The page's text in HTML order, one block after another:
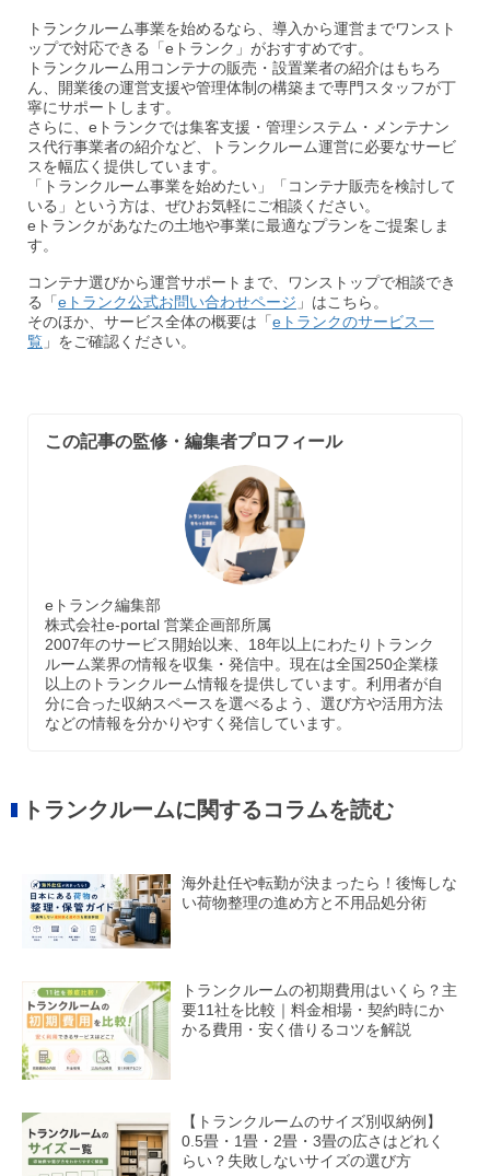
トランクルーム事業を始めるなら、導入から運営までワンスト
ップで対応できる「eトランク」がおすすめです。
トランクルーム用コンテナの販売・設置業者の紹介はもちろ
ん、開業後の運営支援や管理体制の構築まで専門スタッフが丁
寧にサポートします。
さらに、eトランクでは集客支援・管理システム・メンテナン
ス代行事業者の紹介など、トランクルーム運営に必要なサービ
スを幅広く提供しています。
「トランクルーム事業を始めたい」「コンテナ販売を検討して
いる」という方は、ぜひお気軽にご相談ください。
eトランクがあなたの土地や事業に最適なプランをご提案しま
す。
コンテナ選びから運営サポートまで、ワンストップで相談でき
る「eトランク公式お問い合わせページ 」はこちら。
そのほか、サービス全体の概要は「eトランクのサービス一
覧 」をご確認ください。
この記事の監修・編集者プロフィール
eトランク編集部
株式会社e-portal 営業企画部所属
2007年のサービス開始以来、18年以上にわたりトランク
ルーム業界の情報を収集・発信中。現在は全国250企業様
以上のトランクルーム情報を提供しています。利用者が自
分に合った収納スペースを選べるよう、選び方や活用方法
などの情報を分かりやすく発信しています。
トランクルームに関するコラムを読む
海外赴任や転勤が決まったら！後悔しな
い荷物整理の進め方と不用品処分術
トランクルームの初期費用はいくら？主
要11社を比較｜料金相場・契約時にか
かる費用・安く借りるコツを解説
【トランクルームのサイズ別収納例】
0.5畳・1畳・2畳・3畳の広さはどれく
らい？失敗しないサイズの選び方